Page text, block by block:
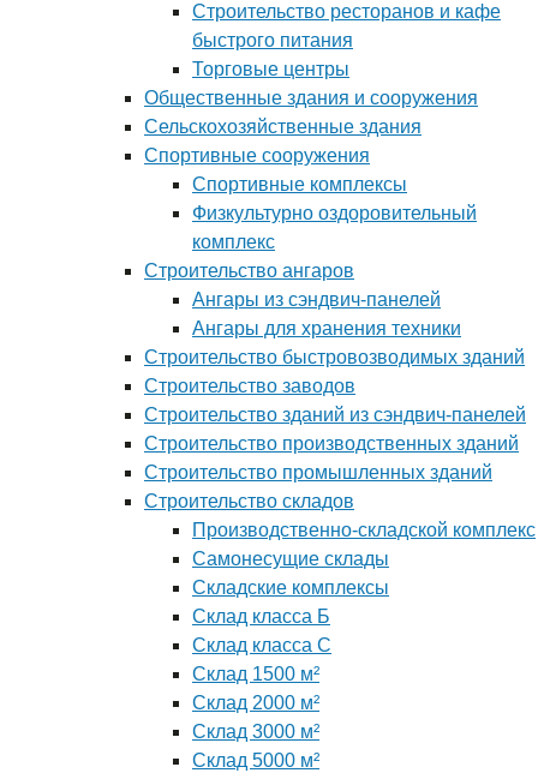
Строительство ресторанов и кафе
быстрого питания
Торговые центры
Общественные здания и сооружения
Сельскохозяйственные здания
Спортивные сооружения
Спортивные комплексы
Физкультурно оздоровительный
комплекс
Строительство ангаров
Ангары из сэндвич-панелей
Ангары для хранения техники
Строительство быстровозводимых зданий
Строительство заводов
Строительство зданий из сэндвич-панелей
Строительство производственных зданий
Строительство промышленных зданий
Строительство складов
Производственно-складской комплекс
Самонесущие склады
Складские комплексы
Склад класса Б
Склад класса С
Склад 1500 м²
Склад 2000 м²
Склад 3000 м²
Склад 5000 м²